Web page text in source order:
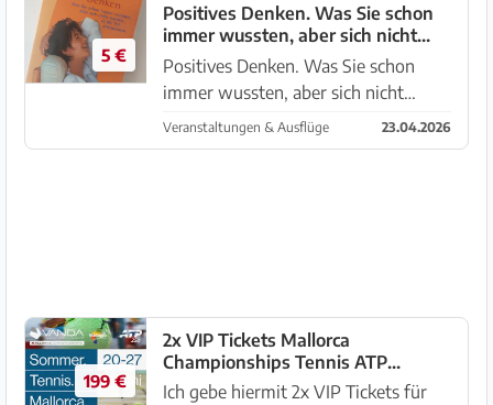
mit anderen einen Abend für alle
Sinne. Was erwartet dich an diesem
Aben...
5 €
Positives Denken. Was Sie schon
immer wussten, aber sich nicht
trauten, in die Tat umzusetzen.
Positives Denken. Was Sie schon
immer wussten, aber sich nicht
trauten, in die Tat umzusetzen.
Standort: Son Ferriol +34 644 186
Veranstaltungen & Ausflüge 23.04.2026
199 €
2x VIP Tickets Mallorca
Championships Tennis ATP
Donnerstag 25.06
Ich gebe hiermit 2x VIP Tickets für